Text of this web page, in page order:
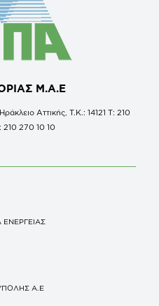
Μ.Α.Ε
Αττικής, Τ.Κ.: 14121 Τ: 210
210 270 10 10
ΕΝΕΡΓΕΙΑΣ
A.E